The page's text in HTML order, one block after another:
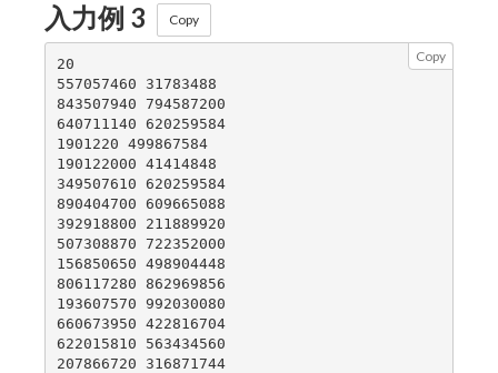
入力例 3 Copy
Copy
20
557057460 31783488
843507940 794587200
640711140 620259584
1901220 499867584
190122000 41414848
349507610 620259584
890404700 609665088
392918800 211889920
507308870 722352000
156850650 498904448
806117280 862969856
193607570 992030080
660673950 422816704
622015810 563434560
207866720 316871744